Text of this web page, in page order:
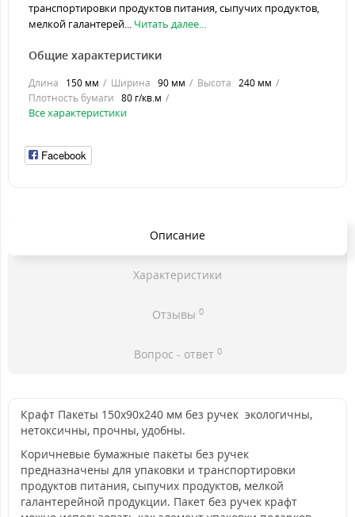
транспортировки продуктов питания, сыпучих продуктов,
мелкой галантерей... Читать далее...
Общие характеристики
Длина 150 мм Ширина 90 мм Высота 240 мм
Плотность бумаги 80 г/кв.м
Все характеристики
Facebook
Описание
Характеристики
Отзывы 0
Вопрос - ответ 0
Крафт Пакеты 150х90х240 мм без ручек экологичны,
нетоксичны, прочны, удобны.
Коричневые бумажные пакеты без ручек
предназначены для упаковки и транспортировки
продуктов питания, сыпучих продуктов, мелкой
галантерейной продукции. Пакет без ручек крафт